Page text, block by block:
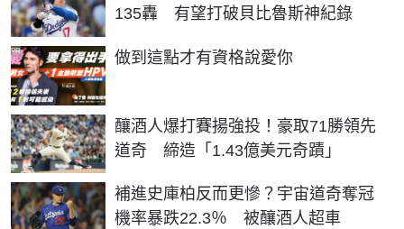
135轟 有望打破貝比魯斯神紀錄
做到這點才有資格說愛你
PR
釀酒人爆打賽揚強投！豪取71勝領先
道奇 締造「1.43億美元奇蹟」
補進史庫柏反而更慘？宇宙道奇奪冠
機率暴跌22.3％ 被釀酒人超車